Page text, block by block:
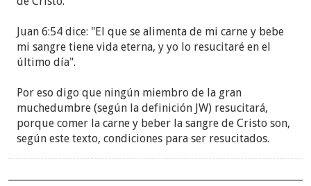
Juan 6:54 dice: "El que se alimenta de mi carne y bebe
mi sangre tiene vida eterna, y yo lo resucitaré en el
último día".
Por eso digo que ningún miembro de la gran
muchedumbre (según la definición JW) resucitará,
porque comer la carne y beber la sangre de Cristo son,
según este texto, condiciones para ser resucitados.